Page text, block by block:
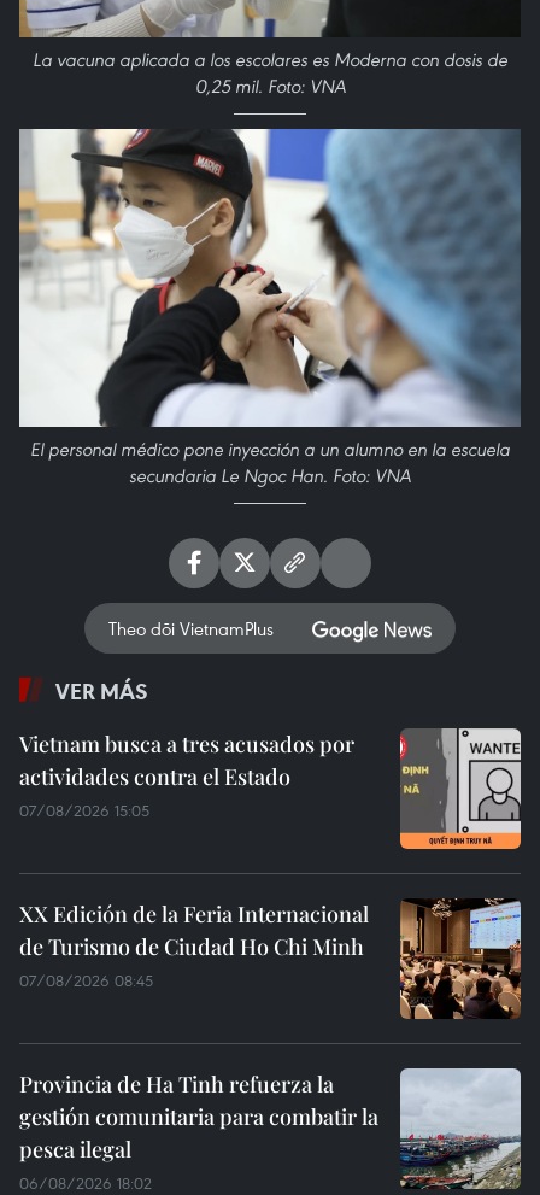
La vacuna aplicada a los escolares es Moderna con dosis de
0,25 mil. Foto: VNA
El personal médico pone inyección a un alumno en la escuela
secundaria Le Ngoc Han. Foto: VNA
Theo dõi VietnamPlus
VER MÁS
Vietnam busca a tres acusados por
actividades contra el Estado
07/08/2026 15:05
XX Edición de la Feria Internacional
de Turismo de Ciudad Ho Chi Minh
07/08/2026 08:45
Provincia de Ha Tinh refuerza la
gestión comunitaria para combatir la
pesca ilegal
06/08/2026 18:02